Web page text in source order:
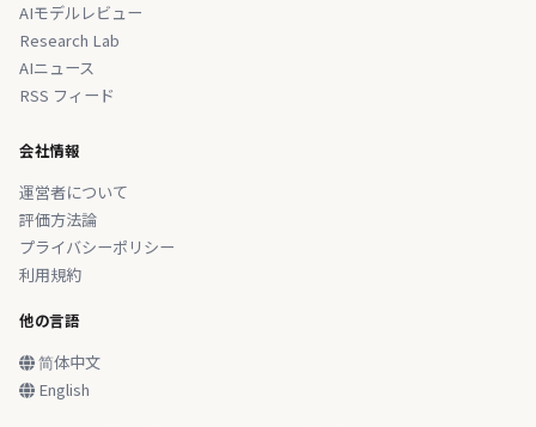
AIモデルレビュー
Research Lab
AIニュース
RSS フィード
会社情報
運営者について
評価方法論
プライバシーポリシー
利用規約
他の言語
简体中文
English